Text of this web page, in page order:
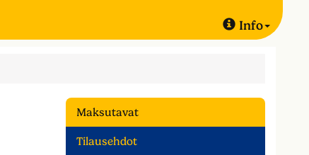
Info
Maksutavat
Tilausehdot